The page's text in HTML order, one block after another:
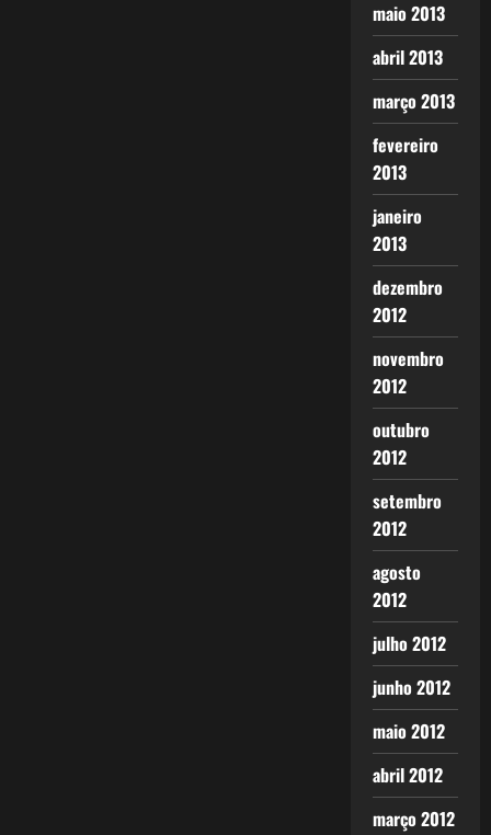
maio 2013
abril 2013
março 2013
fevereiro
2013
janeiro
2013
dezembro
2012
novembro
2012
outubro
2012
setembro
2012
agosto
2012
julho 2012
junho 2012
maio 2012
abril 2012
março 2012